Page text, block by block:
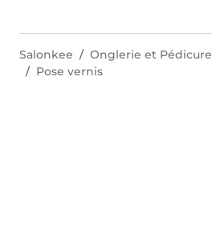
Salonkee Onglerie et Pédicure
Pose vernis